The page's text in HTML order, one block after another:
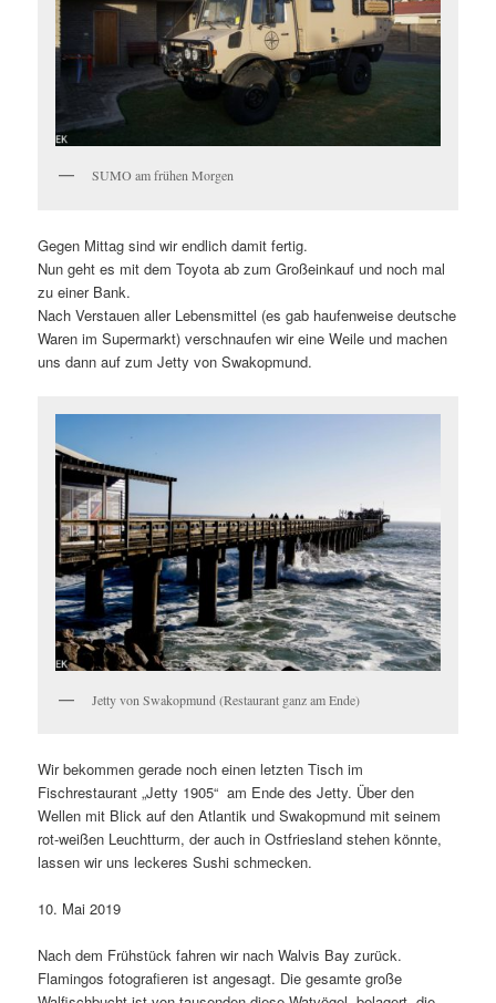
SUMO am frühen Morgen
Gegen Mittag sind wir endlich damit fertig.
Nun geht es mit dem Toyota ab zum Großeinkauf und noch mal
zu einer Bank.
Nach Verstauen aller Lebensmittel (es gab haufenweise deutsche
Waren im Supermarkt) verschnaufen wir eine Weile und machen
uns dann auf zum Jetty von Swakopmund.
Jetty von Swakopmund (Restaurant ganz am Ende)
Wir bekommen gerade noch einen letzten Tisch im
Fischrestaurant „Jetty 1905“ am Ende des Jetty. Über den
Wellen mit Blick auf den Atlantik und Swakopmund mit seinem
rot-weißen Leuchtturm, der auch in Ostfriesland stehen könnte,
lassen wir uns leckeres Sushi schmecken.
10. Mai 2019
Nach dem Frühstück fahren wir nach Walvis Bay zurück.
Flamingos fotografieren ist angesagt. Die gesamte große